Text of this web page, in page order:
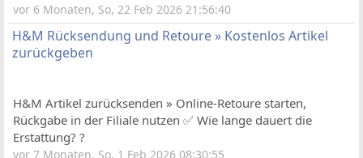
vor 6 Monaten, So, 22 Feb 2026 21:56:40
H&M Rücksendung und Retoure » Kostenlos Artikel
zurückgeben
H&M Artikel zurücksenden » Online-Retoure starten,
Rückgabe in der Filiale nutzen ✅ Wie lange dauert die
Erstattung? ?
vor 7 Monaten, So, 1 Feb 2026 08:30:55